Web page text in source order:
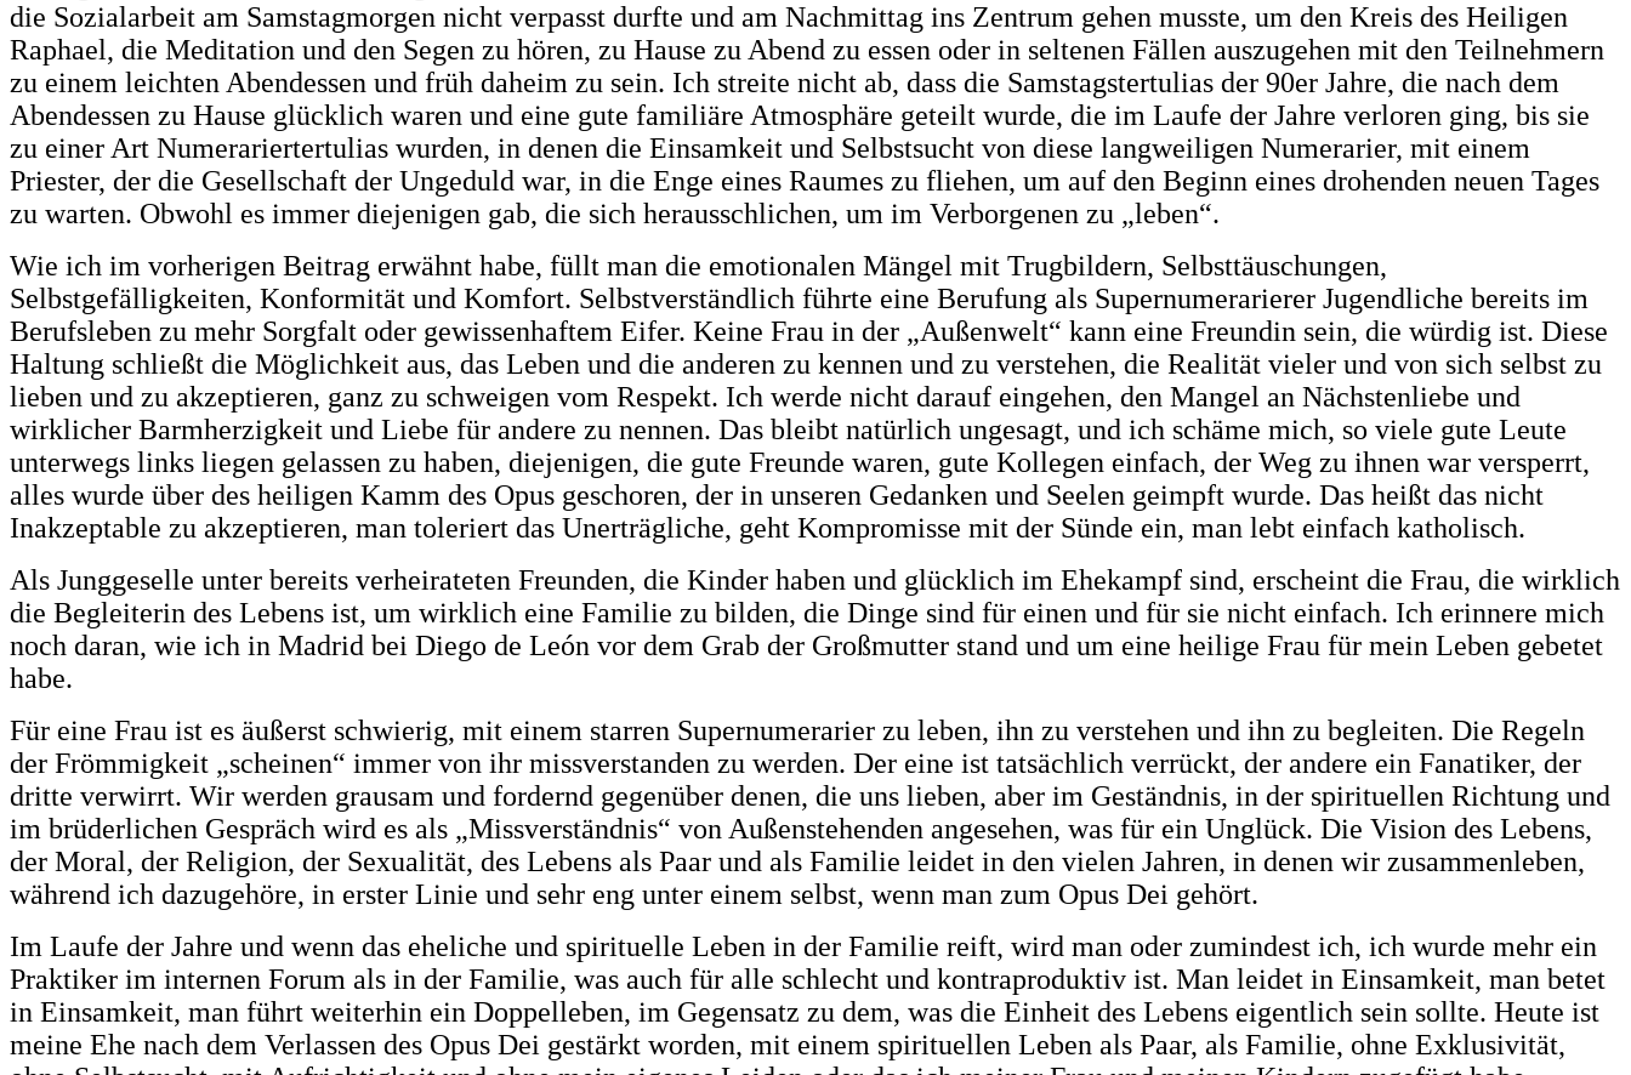
die Sozialarbeit am Samstagmorgen nicht verpasst durfte und am Nachmittag ins Zentrum gehen musste, um den Kreis des Heiligen
Raphael, die Meditation und den Segen zu hören, zu Hause zu Abend zu essen oder in seltenen Fällen auszugehen mit den Teilnehmern
zu einem leichten Abendessen und früh daheim zu sein. Ich streite nicht ab, dass die Samstagstertulias der 90er Jahre, die nach dem
Abendessen zu Hause glücklich waren und eine gute familiäre Atmosphäre geteilt wurde, die im Laufe der Jahre verloren ging, bis sie
zu einer Art Numerariertertulias wurden, in denen die Einsamkeit und Selbstsucht von diese langweiligen Numerarier, mit einem
Priester, der die Gesellschaft der Ungeduld war, in die Enge eines Raumes zu fliehen, um auf den Beginn eines drohenden neuen Tages
zu warten. Obwohl es immer diejenigen gab, die sich herausschlichen, um im Verborgenen zu „leben“.
Wie ich im vorherigen Beitrag erwähnt habe, füllt man die emotionalen Mängel mit Trugbildern, Selbsttäuschungen,
Selbstgefälligkeiten, Konformität und Komfort. Selbstverständlich führte eine Berufung als Supernumerarierer Jugendliche bereits im
Berufsleben zu mehr Sorgfalt oder gewissenhaftem Eifer. Keine Frau in der „Außenwelt“ kann eine Freundin sein, die würdig ist. Diese
Haltung schließt die Möglichkeit aus, das Leben und die anderen zu kennen und zu verstehen, die Realität vieler und von sich selbst zu
lieben und zu akzeptieren, ganz zu schweigen vom Respekt. Ich werde nicht darauf eingehen, den Mangel an Nächstenliebe und
wirklicher Barmherzigkeit und Liebe für andere zu nennen. Das bleibt natürlich ungesagt, und ich schäme mich, so viele gute Leute
unterwegs links liegen gelassen zu haben, diejenigen, die gute Freunde waren, gute Kollegen einfach, der Weg zu ihnen war versperrt,
alles wurde über des heiligen Kamm des Opus geschoren, der in unseren Gedanken und Seelen geimpft wurde. Das heißt das nicht
Inakzeptable zu akzeptieren, man toleriert das Unerträgliche, geht Kompromisse mit der Sünde ein, man lebt einfach katholisch.
Als Junggeselle unter bereits verheirateten Freunden, die Kinder haben und glücklich im Ehekampf sind, erscheint die Frau, die wirklich
die Begleiterin des Lebens ist, um wirklich eine Familie zu bilden, die Dinge sind für einen und für sie nicht einfach. Ich erinnere mich
noch daran, wie ich in Madrid bei Diego de León vor dem Grab der Großmutter stand und um eine heilige Frau für mein Leben gebetet
habe.
Für eine Frau ist es äußerst schwierig, mit einem starren Supernumerarier zu leben, ihn zu verstehen und ihn zu begleiten. Die Regeln
der Frömmigkeit „scheinen“ immer von ihr missverstanden zu werden. Der eine ist tatsächlich verrückt, der andere ein Fanatiker, der
dritte verwirrt. Wir werden grausam und fordernd gegenüber denen, die uns lieben, aber im Geständnis, in der spirituellen Richtung und
im brüderlichen Gespräch wird es als „Missverständnis“ von Außenstehenden angesehen, was für ein Unglück. Die Vision des Lebens,
der Moral, der Religion, der Sexualität, des Lebens als Paar und als Familie leidet in den vielen Jahren, in denen wir zusammenleben,
während ich dazugehöre, in erster Linie und sehr eng unter einem selbst, wenn man zum Opus Dei gehört.
Im Laufe der Jahre und wenn das eheliche und spirituelle Leben in der Familie reift, wird man oder zumindest ich, ich wurde mehr ein
Praktiker im internen Forum als in der Familie, was auch für alle schlecht und kontraproduktiv ist. Man leidet in Einsamkeit, man betet
in Einsamkeit, man führt weiterhin ein Doppelleben, im Gegensatz zu dem, was die Einheit des Lebens eigentlich sein sollte. Heute ist
meine Ehe nach dem Verlassen des Opus Dei gestärkt worden, mit einem spirituellen Leben als Paar, als Familie, ohne Exklusivität,